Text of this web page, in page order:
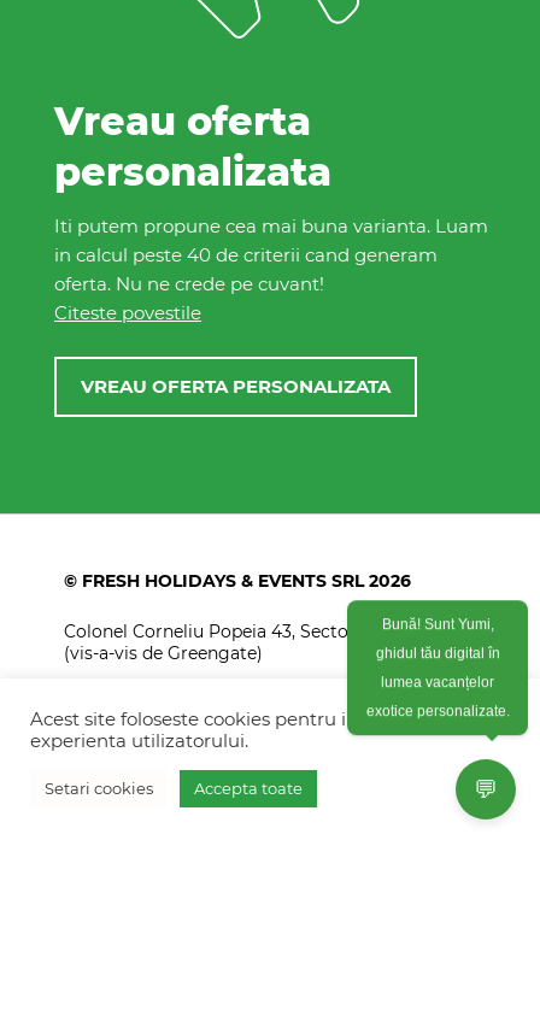
Vreau oferta
personalizata
Iti putem propune cea mai buna varianta. Luam
in calcul peste 40 de criterii cand generam
oferta. Nu ne crede pe cuvant!
Citeste povestile
VREAU OFERTA PERSONALIZATA
© FRESH HOLIDAYS & EVENTS SRL 2026
Colonel Corneliu Popeia 43, Sector 5, Bucuresti
(vis-a-vis de Greengate)
+40770 574 088
info@freshholidays.ro
Acest site foloseste cookies pentru imbunatati
experienta utilizatorului.
Setari cookies Accepta toate 💬
Bună! Sunt Yumi,
ghidul tău digital în
lumea vacanțelor
exotice personalizate.